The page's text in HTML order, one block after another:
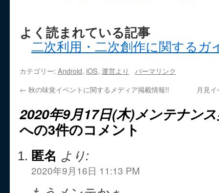
よく読まれている記事
二次利用・二次創作に関するガ
カテゴリー: Android, iOS, 運営より
パーマリンク
← 秋の味覚イベントに関するメディア掲載情報!! 月見
2020年9月17日(木)メンテナン
への3件のコメント
匿名 より:
2020年9月16日 11:13 PM